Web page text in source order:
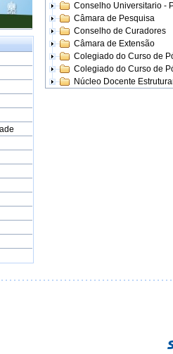
Conselho Universitario -
Câmara de Pesquisa
Conselho de Curadores
Câmara de Extensão
Colegiado do Curso de
Colegiado do Curso de
Núcleo Docente